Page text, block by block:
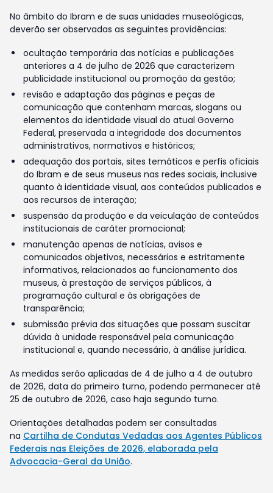
No âmbito do Ibram e de suas unidades museológicas,
deverão ser observadas as seguintes providências:
ocultação temporária das notícias e publicações
anteriores a 4 de julho de 2026 que caracterizem
publicidade institucional ou promoção da gestão;
revisão e adaptação das páginas e peças de
comunicação que contenham marcas, slogans ou
elementos da identidade visual do atual Governo
Federal, preservada a integridade dos documentos
administrativos, normativos e históricos;
adequação dos portais, sites temáticos e perfis oficiais
do Ibram e de seus museus nas redes sociais, inclusive
quanto à identidade visual, aos conteúdos publicados e
aos recursos de interação;
suspensão da produção e da veiculação de conteúdos
institucionais de caráter promocional;
manutenção apenas de notícias, avisos e
comunicados objetivos, necessários e estritamente
informativos, relacionados ao funcionamento dos
museus, à prestação de serviços públicos, à
programação cultural e às obrigações de
transparência;
submissão prévia das situações que possam suscitar
dúvida à unidade responsável pela comunicação
institucional e, quando necessário, à análise jurídica.
As medidas serão aplicadas de 4 de julho a 4 de outubro
de 2026, data do primeiro turno, podendo permanecer até
25 de outubro de 2026, caso haja segundo turno.
Orientações detalhadas podem ser consultadas
na Cartilha de Condutas Vedadas aos Agentes Públicos
Federais nas Eleições de 2026, elaborada pela
Advocacia-Geral da União.